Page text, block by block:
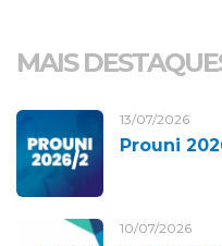
MAIS
13/07/2026
Prouni
10/07/2026